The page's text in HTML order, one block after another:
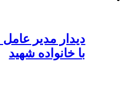
دیدار مدیر
با خانواده شهید